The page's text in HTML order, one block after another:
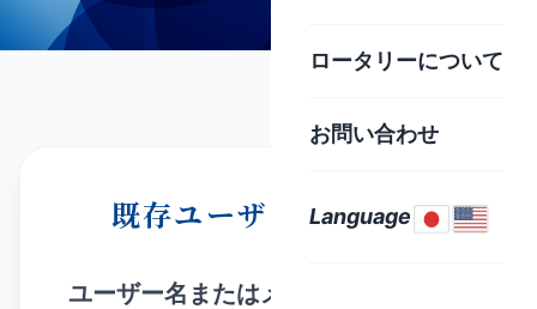
ロータリーについて
お問い合わせ
Language
既存ユーザのログイン
ユーザー名またはメールアドレス